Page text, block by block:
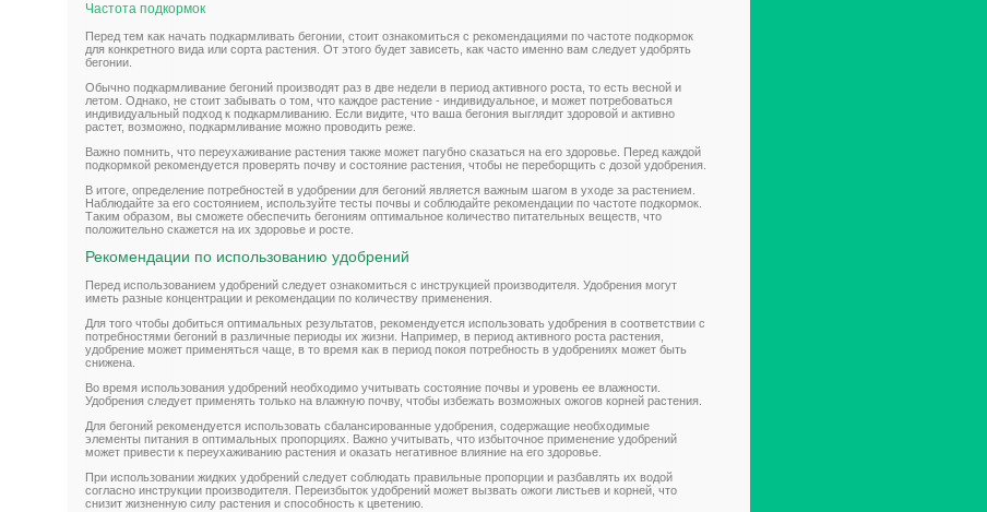
Частота подкормок
Перед тем как начать подкармливать бегонии, стоит ознакомиться с рекомендациями по частоте подкормок
для конкретного вида или сорта растения. От этого будет зависеть, как часто именно вам следует удобрять
бегонии.
Обычно подкармливание бегоний производят раз в две недели в период активного роста, то есть весной и
летом. Однако, не стоит забывать о том, что каждое растение - индивидуальное, и может потребоваться
индивидуальный подход к подкармливанию. Если видите, что ваша бегония выглядит здоровой и активно
растет, возможно, подкармливание можно проводить реже.
Важно помнить, что переухаживание растения также может пагубно сказаться на его здоровье. Перед каждой
подкормкой рекомендуется проверять почву и состояние растения, чтобы не переборщить с дозой удобрения.
В итоге, определение потребностей в удобрении для бегоний является важным шагом в уходе за растением.
Наблюдайте за его состоянием, используйте тесты почвы и соблюдайте рекомендации по частоте подкормок.
Таким образом, вы сможете обеспечить бегониям оптимальное количество питательных веществ, что
положительно скажется на их здоровье и росте.
Рекомендации по использованию удобрений
Перед использованием удобрений следует ознакомиться с инструкцией производителя. Удобрения могут
иметь разные концентрации и рекомендации по количеству применения.
Для того чтобы добиться оптимальных результатов, рекомендуется использовать удобрения в соответствии с
потребностями бегоний в различные периоды их жизни. Например, в период активного роста растения,
удобрение может применяться чаще, в то время как в период покоя потребность в удобрениях может быть
снижена.
Во время использования удобрений необходимо учитывать состояние почвы и уровень ее влажности.
Удобрения следует применять только на влажную почву, чтобы избежать возможных ожогов корней растения.
Для бегоний рекомендуется использовать сбалансированные удобрения, содержащие необходимые
элементы питания в оптимальных пропорциях. Важно учитывать, что избыточное применение удобрений
может привести к переухаживанию растения и оказать негативное влияние на его здоровье.
При использовании жидких удобрений следует соблюдать правильные пропорции и разбавлять их водой
согласно инструкции производителя. Переизбыток удобрений может вызвать ожоги листьев и корней, что
снизит жизненную силу растения и способность к цветению.